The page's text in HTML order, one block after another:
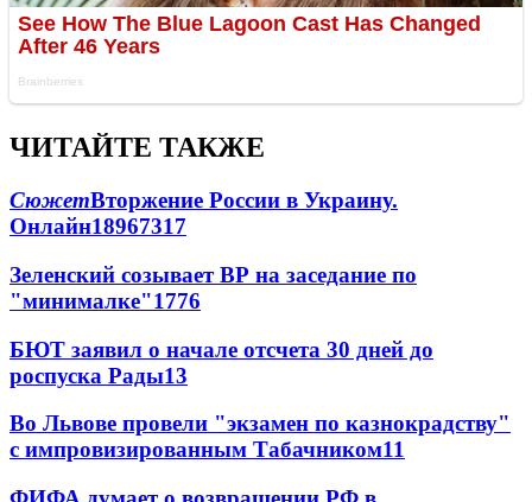
ЧИТАЙТЕ ТАКЖЕ
СюжетВторжение России в Украину.
Онлайн18967317
Зеленский созывает ВР на заседание по
"минималке"1776
БЮТ заявил о начале отсчета 30 дней до
роспуска Рады13
Во Львове провели "экзамен по казнокрадству"
с импровизированным Табачником11